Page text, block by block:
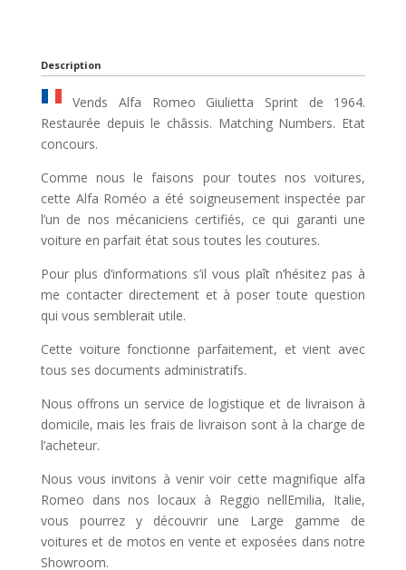
Description
Vends Alfa Romeo Giulietta Sprint de 1964.
Restaurée depuis le châssis. Matching Numbers. Etat
concours.
Comme nous le faisons pour toutes nos voitures,
cette Alfa Roméo a été soigneusement inspectée par
l’un de nos mécaniciens certifiés, ce qui garanti une
voiture en parfait état sous toutes les coutures.
Pour plus d’informations s’il vous plaît n’hésitez pas à
me contacter directement et à poser toute question
qui vous semblerait utile.
Cette voiture fonctionne parfaitement, et vient avec
tous ses documents administratifs.
Nous offrons un service de logistique et de livraison à
domicile, mais les frais de livraison sont à la charge de
l’acheteur.
Nous vous invitons à venir voir cette magnifique alfa
Romeo dans nos locaux à Reggio nellEmilia, Italie,
vous pourrez y découvrir une Large gamme de
voitures et de motos en vente et exposées dans notre
Showroom.